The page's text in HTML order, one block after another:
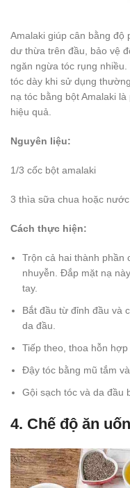
Amalaki giúp cân bằng độ
dư thừa trên đầu, bảo vệ
ngăn ngừa tóc rụng
tóc dày khi sử dụng
nạ tóc bằng bột Amalaki
hiệu quả.
Nguyên liệu:
1/3 cốc bột amalaki
3 thìa sữa chua hoặc
Cách thực hiện:
Trộn cả hai thành phần
nhuyễn. Đắp mặt nạ
tay.
Bắt đầu từ đỉnh đầu và
da đầu.
Tiếp theo, thoa hỗn hợp
Đậy tóc bằng mũ tắm
Gội sạch tóc và da đầu
4. Chế độ ăn